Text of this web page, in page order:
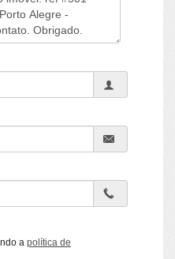
a política de